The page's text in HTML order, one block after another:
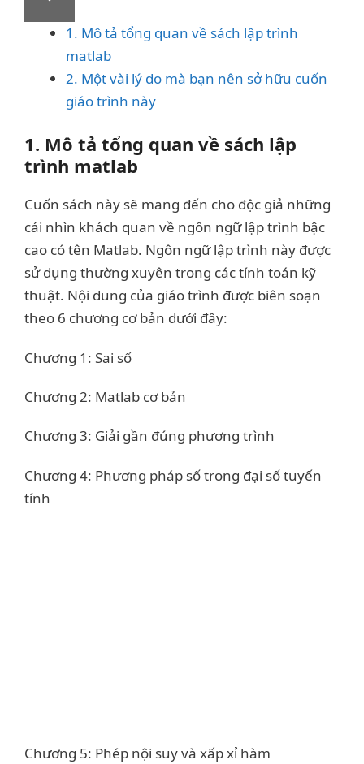
1. Mô tả tổng quan về sách lập trình
matlab
2. Một vài lý do mà bạn nên sở hữu cuốn
giáo trình này
1. Mô tả tổng quan về sách lập
trình matlab
Cuốn sách này sẽ mang đến cho độc giả những
cái nhìn khách quan về ngôn ngữ lập trình bậc
cao có tên Matlab. Ngôn ngữ lập trình này được
sử dụng thường xuyên trong các tính toán kỹ
thuật. Nội dung của giáo trình được biên soạn
theo 6 chương cơ bản dưới đây:
Chương 1: Sai số
Chương 2: Matlab cơ bản
Chương 3: Giải gần đúng phương trình
Chương 4: Phương pháp số trong đại số tuyến
tính
Chương 5: Phép nội suy và xấp xỉ hàm